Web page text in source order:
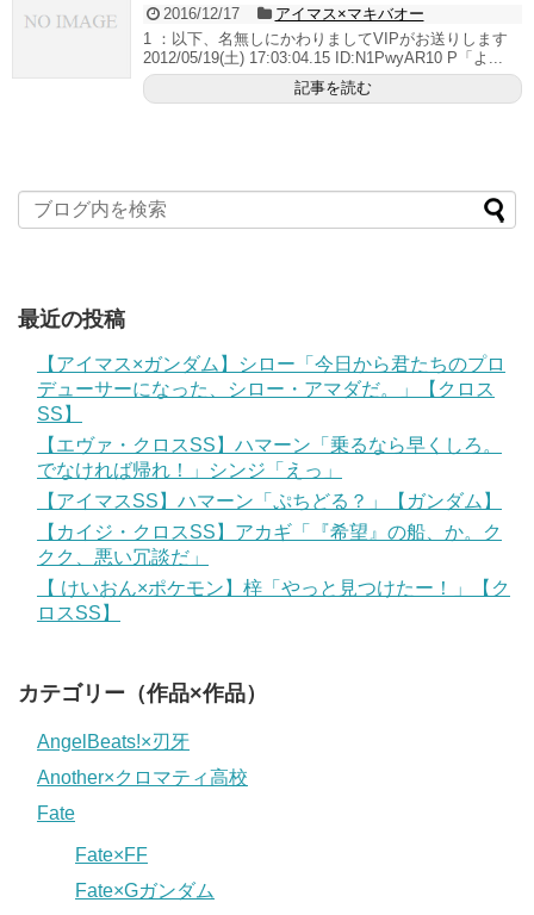
2016/12/17
アイマス×マキバオー
1 ：以下、名無しにかわりましてVIPがお送りします
2012/05/19(土) 17:03:04.15 ID:N1PwyAR10 P「よ...
記事を読む
最近の投稿
【アイマス×ガンダム】シロー「今日から君たちのプロ
デューサーになった、シロー・アマダだ。」【クロス
SS】
【エヴァ・クロスSS】ハマーン「乗るなら早くしろ。
でなければ帰れ！」シンジ「えっ」
【アイマスSS】ハマーン「ぷちどる？」【ガンダム】
【カイジ・クロスSS】アカギ「『希望』の船、か。ク
クク、悪い冗談だ」
【 けいおん×ポケモン】梓「やっと見つけたー！」【ク
ロスSS】
カテゴリー（作品×作品）
AngelBeats!×刃牙
Another×クロマティ高校
Fate
Fate×FF
Fate×Gガンダム